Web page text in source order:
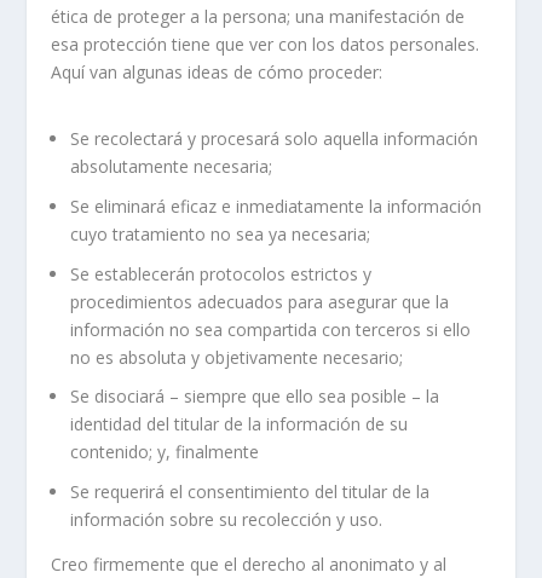
ética de proteger a la persona; una manifestación de
esa protección tiene que ver con los datos personales.
Aquí van algunas ideas de cómo proceder:
Se recolectará y procesará solo aquella información
absolutamente necesaria;
Se eliminará eficaz e inmediatamente la información
cuyo tratamiento no sea ya necesaria;
Se establecerán protocolos estrictos y
procedimientos adecuados para asegurar que la
información no sea compartida con terceros si ello
no es absoluta y objetivamente necesario;
Se disociará – siempre que ello sea posible – la
identidad del titular de la información de su
contenido; y, finalmente
Se requerirá el consentimiento del titular de la
información sobre su recolección y uso.
Creo firmemente que el derecho al anonimato y al